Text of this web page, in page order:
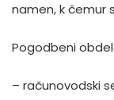
namen, k čemur
Pogodbeni
– računovodski